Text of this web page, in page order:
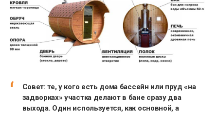
Совет: те, у кого есть дома бассейн или пруд «на
задворках» участка делают в бане сразу два
выхода. Один используется, как основной, а